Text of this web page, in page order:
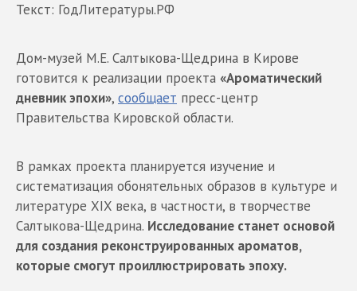
Текст: ГодЛитературы.РФ
Дом-музей М.Е. Салтыкова-Щедрина в Кирове
готовится к реализации проекта «Ароматический
дневник эпохи», сообщает пресс-центр
Правительства Кировской области.
В рамках проекта планируется изучение и
систематизация обонятельных образов в культуре и
литературе XIX века, в частности, в творчестве
Салтыкова-Щедрина. Исследование станет основой
для создания реконструированных ароматов,
которые смогут проиллюстрировать эпоху.